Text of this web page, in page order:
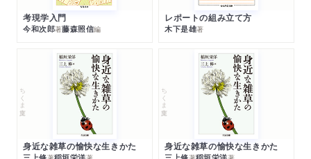
考現学入門
今和次郎著藤森照信編
レポートの組み立て方
木下是雄著
ちくま文庫
身近な雑草の愉快な生きかた
ちくま文庫
身近な雑草の愉快な生きかた